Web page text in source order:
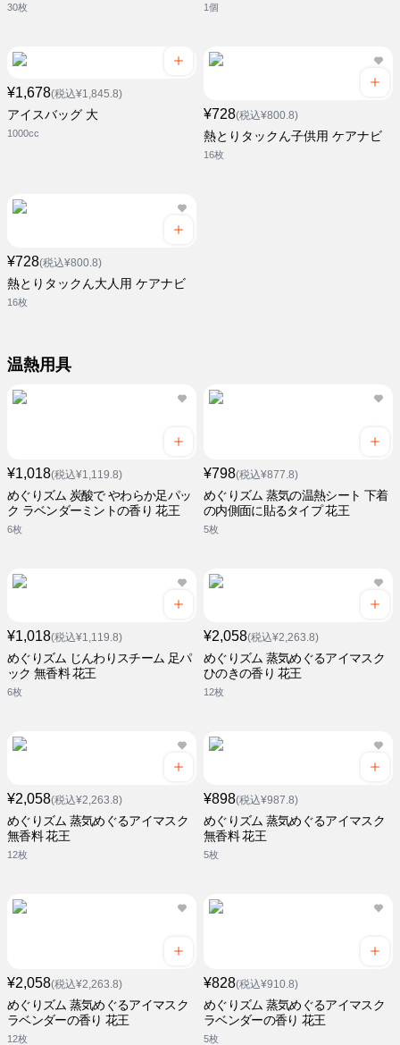
30枚 1個
¥1,678(税込¥1,845.8)
アイスバッグ 大
1000cc
¥728(税込¥800.8)
熱とりタックん子供用 ケアナビ
16枚
¥728(税込¥800.8)
熱とりタックん大人用 ケアナビ
16枚
温熱用具
¥1,018(税込¥1,119.8)
めぐりズム 炭酸で やわらか足パッ
ク ラベンダーミントの香り 花王
6枚
¥798(税込¥877.8)
めぐりズム 蒸気の温熱シート 下着
の内側面に貼るタイプ 花王
5枚
¥1,018(税込¥1,119.8)
めぐりズム じんわりスチーム 足パ
ック 無香料 花王
6枚
¥2,058(税込¥2,263.8)
めぐりズム 蒸気めぐるアイマスク
ひのきの香り 花王
12枚
¥2,058(税込¥2,263.8)
めぐりズム 蒸気めぐるアイマスク
無香料 花王
12枚
¥898(税込¥987.8)
めぐりズム 蒸気めぐるアイマスク
無香料 花王
5枚
¥2,058(税込¥2,263.8)
めぐりズム 蒸気めぐるアイマスク
ラベンダーの香り 花王
12枚
¥828(税込¥910.8)
めぐりズム 蒸気めぐるアイマスク
ラベンダーの香り 花王
5枚